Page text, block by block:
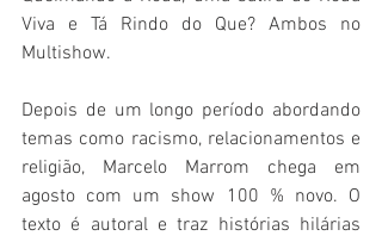
Viva e Tá Rindo do Que? Ambos no
Multishow.
Depois de um longo período abordando
temas como racismo, relacionamentos e
religião, Marcelo Marrom chega em
agosto com um show 100 % novo. O
texto é autoral e traz histórias hilárias